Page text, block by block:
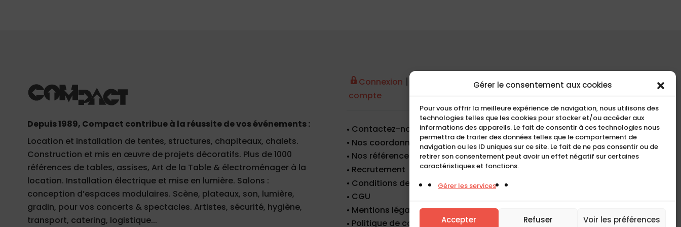
Gérer le consentement aux cookies
Pour vous offrir la meilleure expérience de navigation, nous utilisons des
technologies telles que les cookies pour stocker et/ou accéder aux
informations des appareils. Le fait de consentir à ces technologies nous
permettra de traiter des données telles que le comportement de
navigation ou les ID uniques sur ce site. Le fait de ne pas consentir ou de
retirer son consentement peut avoir un effet négatif sur certaines
caractéristiques et fonctions.
Gérer les services
Accepter Refuser Voir les préférences
Depuis 1989, Compact contribue à la réussite de vos événements :
Location et installation de tentes, structures, chapiteaux, chalets.
Construction et mis en œuvre de projets décoratifs. Plus de 1000
références de tables, assises, Art de la Table & électroménager à la
location. Installation électrique et mise en lumière. Salons :
conception d’espaces modulaires. Scène, plateaux, son, lumière,
gradin, pour vos concerts & spectacles. Artistes, sécurité, hygiène,
transport, catering, logistique...
Connexion |
compte
Contactez-nous
Nos coordonnées
Nos références
Recrutement
Conditions de location
CGU
Mentions légales
Politique de cookies (UE)
COMPACT
5, Rue Ambroise Croizat
95195 BP30523
Goussainville Cedex Val
d’Oise France.
01 34 04 76 50